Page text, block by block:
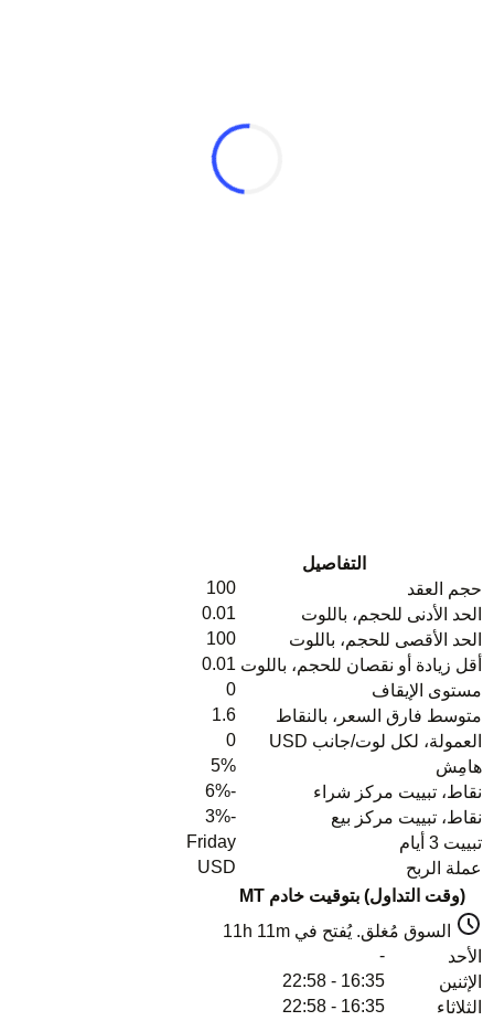
التفاصيل
حجم العقد
100
الحد الأدنى للحجم، باللوت
0.01
الحد الأقصى للحجم، باللوت
100
أقل زيادة أو نقصان للحجم، باللوت 0.01
مستوى الإيقاف
0
متوسط فارق السعر، بالنقاط
1.6
العمولة، لكل لوت/جانب USD
0
هامِش
5%
نقاط، تبييت مركز شراء
-6%
نقاط، تبييت مركز بيع
-3%
تبييت 3 أيام
Friday
عملة الربح
USD
(وقت التداول) بتوقيت خادم MT
السوق مُغلق. يُفتح في 11h 11m
الأحد
-
الإثنين
16:35 - 22:58
الثلاثاء
16:35 - 22:58